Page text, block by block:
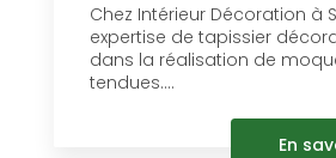
Chez Intérieur Décoration à
expertise de tapissier
dans la réalisation de
tendues....
En